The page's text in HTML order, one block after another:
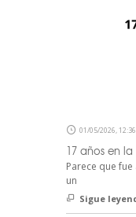
01/05/2026, 12:36
17 años en
Parece que
un
Sigue